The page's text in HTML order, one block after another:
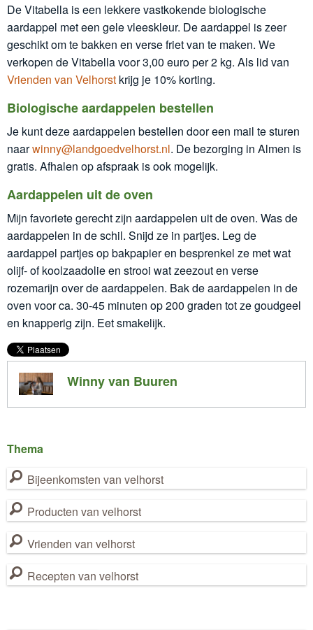
De Vitabella is een lekkere vastkokende biologische
aardappel met een gele vleeskleur. De aardappel is zeer
geschikt om te bakken en verse friet van te maken. We
verkopen de Vitabella voor 3,00 euro per 2 kg. Als lid van
Vrienden van Velhorst krijg je 10% korting.
Biologische aardappelen bestellen
Je kunt deze aardappelen bestellen door een mail te sturen
naarwinny@landgoedvelhorst.nl. De bezorging in Almen is
gratis. Afhalen op afspraak is ook mogelijk.
Aardappelen uit de oven
Mijn favoriete gerecht zijn aardappelen uit de oven. Was de
aardappelen in de schil. Snijd ze in partjes. Leg de
aardappel partjes op bakpapier en besprenkel ze met wat
olijf- of koolzaadolie en strooi wat zeezout en verse
rozemarijn over de aardappelen. Bak de aardappelen in de
oven voor ca. 30-45 minuten op 200 graden tot ze goudgeel
en knapperig zijn. Eet smakelijk.
Winny van Buuren
Thema
Bijeenkomsten van velhorst
Producten van velhorst
Vrienden van velhorst
Recepten van velhorst